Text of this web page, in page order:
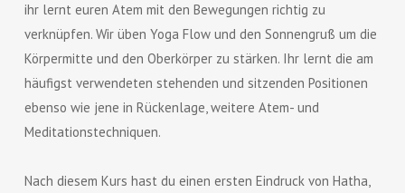
ihr lernt euren Atem mit den Bewegungen richtig zu
verknüpfen. Wir üben Yoga Flow und den Sonnengruß um die
Körpermitte und den Oberkörper zu stärken. Ihr lernt die am
häufigst verwendeten stehenden und sitzenden Positionen
ebenso wie jene in Rückenlage, weitere Atem- und
Meditationstechniquen.
Nach diesem Kurs hast du einen ersten Eindruck von Hatha,